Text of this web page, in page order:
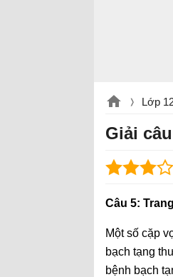
Lớp
Giải
Câu 5:
Một số cặp
bạch tạng
bệnh bạch